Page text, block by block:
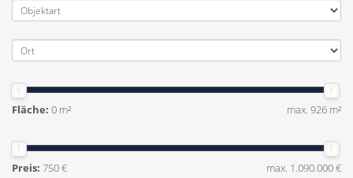
Fläche: 0 m² max. 926 m²
Preis: 750 € max. 1.090.000 €